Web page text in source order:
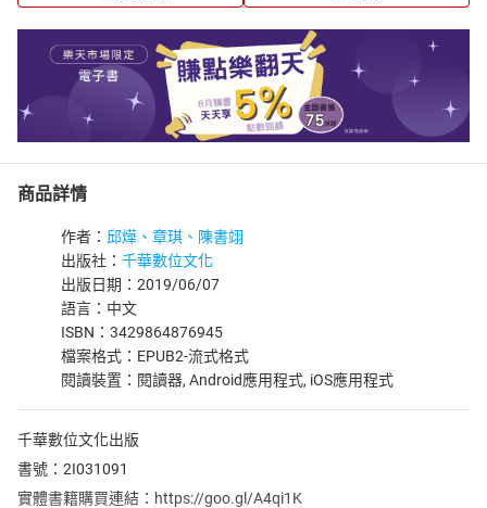
商品詳情
作者： 邱燁、章琪、陳書翊
出版社： 千華數位文化
出版日期：2019/06/07
語言：中文
ISBN：3429864876945
檔案格式：EPUB2-流式格式
閱讀裝置：閱讀器, Android應用程式, iOS應用程式
千華數位文化出版
書號：2I031091
實體書籍購買連結：https://goo.gl/A4qi1K